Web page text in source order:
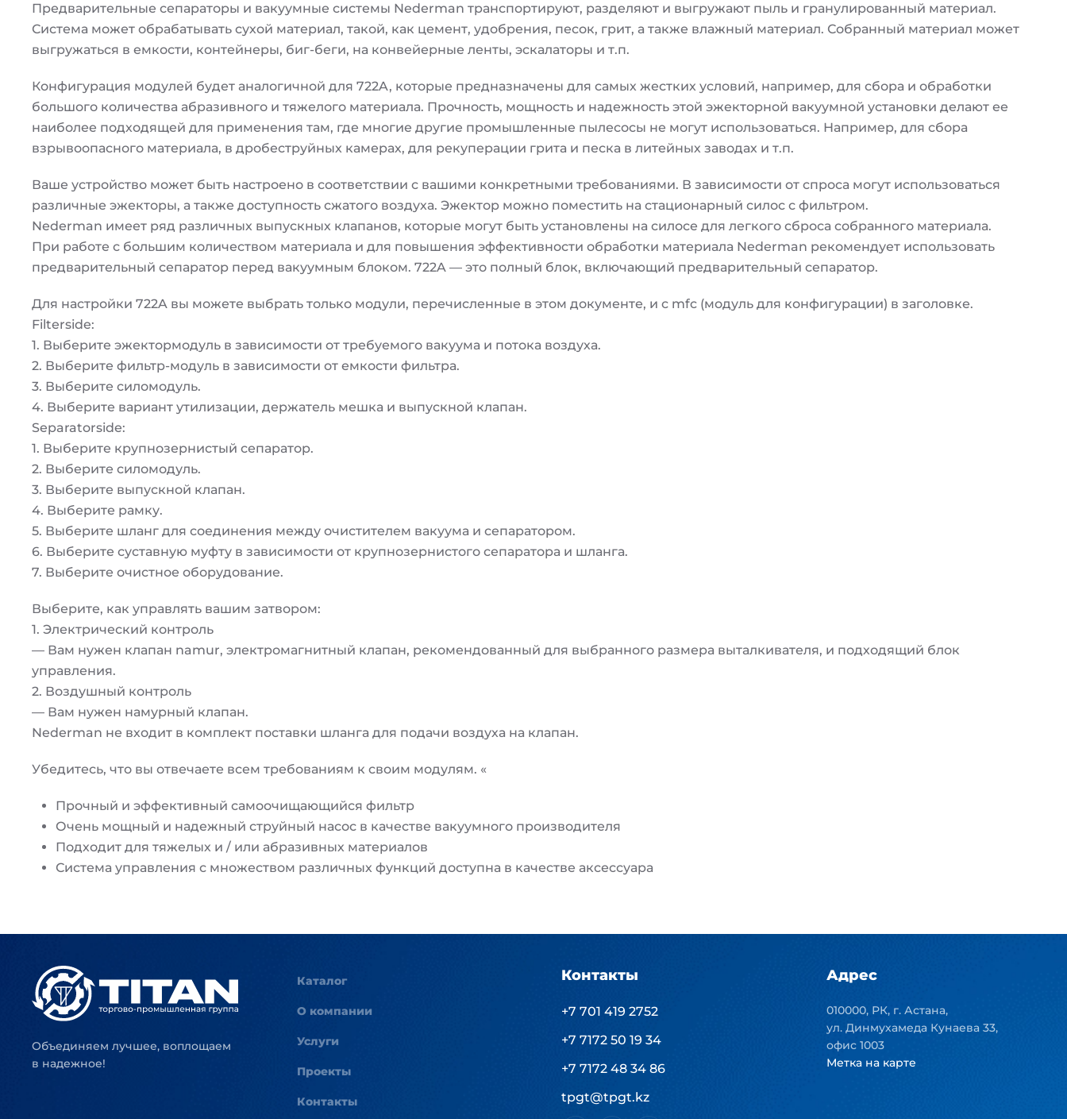
Предварительные сепараторы и вакуумные системы Nederman транспортируют, разделяют и выгружают пыль и гранулированный материал.
Система может обрабатывать сухой материал, такой, как цемент, удобрения, песок, грит, а также влажный материал. Собранный материал может
выгружаться в емкости, контейнеры, биг-беги, на конвейерные ленты, эскалаторы и т.п.
Конфигурация модулей будет аналогичной для 722A, которые предназначены для самых жестких условий, например, для сбора и обработки
большого количества абразивного и тяжелого материала. Прочность, мощность и надежность этой эжекторной вакуумной установки делают ее
наиболее подходящей для применения там, где многие другие промышленные пылесосы не могут использоваться. Например, для сбора
взрывоопасного материала, в дробеструйных камерах, для рекуперации грита и песка в литейных заводах и т.п.
Ваше устройство может быть настроено в соответствии с вашими конкретными требованиями. В зависимости от спроса могут использоваться
различные эжекторы, а также доступность сжатого воздуха. Эжектор можно поместить на стационарный силос с фильтром.
Nederman имеет ряд различных выпускных клапанов, которые могут быть установлены на силосе для легкого сброса собранного материала.
При работе с большим количеством материала и для повышения эффективности обработки материала Nederman рекомендует использовать
предварительный сепаратор перед вакуумным блоком. 722A — это полный блок, включающий предварительный сепаратор.
Для настройки 722A вы можете выбрать только модули, перечисленные в этом документе, и с mfc (модуль для конфигурации) в заголовке.
Filterside:
1. Выберите эжектормодуль в зависимости от требуемого вакуума и потока воздуха.
2. Выберите фильтр-модуль в зависимости от емкости фильтра.
3. Выберите силомодуль.
4. Выберите вариант утилизации, держатель мешка и выпускной клапан.
Separatorside:
1. Выберите крупнозернистый сепаратор.
2. Выберите силомодуль.
3. Выберите выпускной клапан.
4. Выберите рамку.
5. Выберите шланг для соединения между очистителем вакуума и сепаратором.
6. Выберите суставную муфту в зависимости от крупнозернистого сепаратора и шланга.
7. Выберите очистное оборудование.
Выберите, как управлять вашим затвором:
1. Электрический контроль
— Вам нужен клапан namur, электромагнитный клапан, рекомендованный для выбранного размера выталкивателя, и подходящий блок
управления.
2. Воздушный контроль
— Вам нужен намурный клапан.
Nederman не входит в комплект поставки шланга для подачи воздуха на клапан.
Убедитесь, что вы отвечаете всем требованиям к своим модулям. «
Прочный и эффективный самоочищающийся фильтр
Очень мощный и надежный струйный насос в качестве вакуумного производителя
Подходит для тяжелых и / или абразивных материалов
Система управления с множеством различных функций доступна в качестве аксессуара
Объединяем лучшее, воплощаем
в надежное!
Каталог
О компании
Услуги
Проекты
Контакты
Контакты
+7 701 419 2752
+7 7172 50 19 34
+7 7172 48 34 86
tpgt@tpgt.kz
Адрес
010000, РК, г. Астана,
ул. Динмухамеда Кунаева 33,
офис 1003
Метка на карте